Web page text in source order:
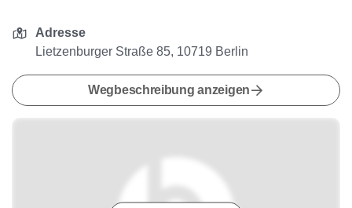
Adresse
Lietzenburger Straße 85, 10719 Berlin
Wegbeschreibung anzeigen